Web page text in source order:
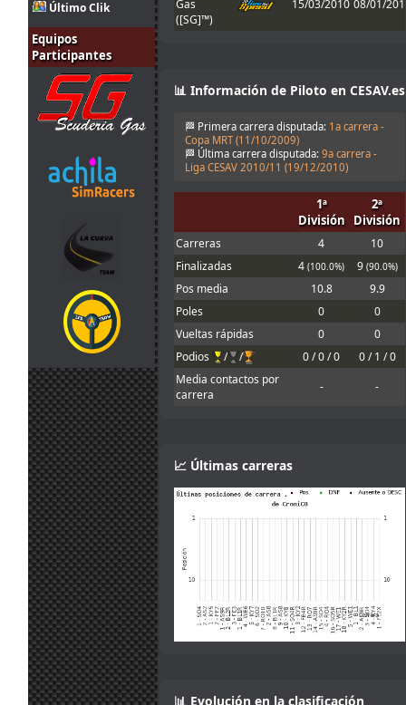
jul.
10:21
Ferminator
que pasa con el
set obligatorio,
yo lo meto en la
carpeta de
setup y me echa
en 30
31
jul.
menjacocs:
1 segunto en el
T1 !!!!
Cameron!!!
jul.
Mola! Nos
vemos el Lunes
😃
johneysvk
Would be good
to allow
different tyre
manufacturers
camtawn
Ah that makes
sense! Gracias :)
30
jul.
13:47
mitsumeku:
Yes, it isn't fully
explained in the
information. You
can lower the
brake force, but
not increase it.
Sorry.
30
jul.
13:19
camtawn:
I think the
servers want
the brake power
check disabling.
According to the
setup info,
brake power is
one of the
adjustments
allowed
29
jul.
18:36
Maxxis:
Mola, muy
buena iniciativa
!
29
Me gusta el
concepto
Último Clik
Equipos
Participantes
Gas
([SG]™)
15/03/2010 08/01/
📊 Información de Piloto en CESAV.es
🏁 Primera carrera disputada: 1a carrera -
Copa MRT (11/10/2009)
🏁 Última carrera disputada: 9a carrera -
Liga CESAV 2010/11 (19/12/2010)
1ª
División
2ª
División
Carreras 4
10
Finalizadas
4 (100.0%) 9 (90.0%)
Pos media 10.8
9.9
Poles
0
0
Vueltas rápidas
0
0
Podios
/ / 0 / 0 / 0
0 / 1 / 0
Media contactos por
carrera
- -
📈 Últimas carreras
📊 Evolución en la clasificación